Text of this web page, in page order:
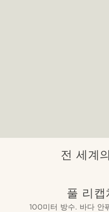
전 세계
풀 리캡
100미터 방수. 바다 안